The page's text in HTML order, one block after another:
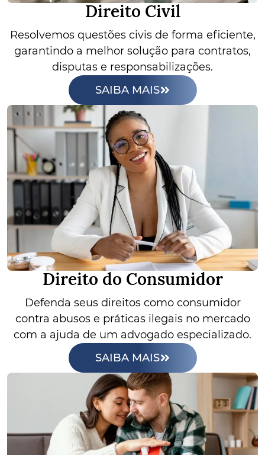
Direito Civil
Resolvemos questões civis de forma eficiente,
garantindo a melhor solução para contratos,
disputas e responsabilizações.
SAIBA MAIS
Direito do Consumidor
Defenda seus direitos como consumidor
contra abusos e práticas ilegais no mercado
com a ajuda de um advogado especializado.
SAIBA MAIS